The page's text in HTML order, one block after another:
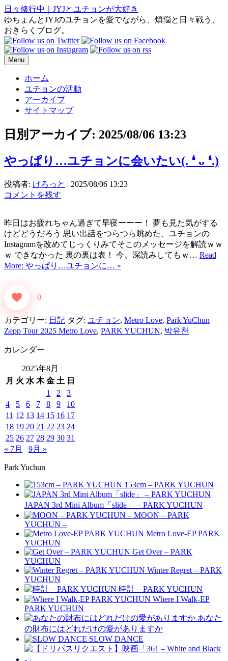
日々修行中｜JYJとユチョンが大好き
ゆちょんとJYJのユチョンを愛でながら、煩悩と日々戦う、
おきらくブログ。
Menu
ホーム
ユチョンの活動
アーカイブ
サイトマップ
日別アーカイブ: 2025/08/06 13:23
やっぱり…ユチョンに会いたい(⁠.⁠ ⁠❛⁠ ⁠ᴗ⁠ ⁠❛⁠.⁠)
投稿者: けろっと | 2025/08/06 13:23
コメントを残す
昨日はお疲れちゃん過ぎて早寝ーーー！ 夢も見た気がする
けどどうだろう 思い出話をつらつら眺めた、ユチョンの
Instagramを改めてじっくりみてそこのメッセージを解読ｗｗ
ｗ できなかった 裏の裏は表！ 今、深読みしてもｗ… Read
More: やっぱり…ユチョンに… »
0
カテゴリー: 日記 タグ: ユチョン, Metro Love, Park YuChun
Zepp Tour 2025 Metro Love, PARK YUCHUN, 박유천
カレンダー
2025年8月
月 火 水 木 金 土 日
1
2
3
4
5 6 7 8 9
10
11 12 13 14 15 16 17
18 19 20 21 22 23 24
25 26 27 28 29 30 31
« 7月
9月 »
Park Yuchun
153cm – PARK YUCHUN
JAPAN 3rd Mini Album「slide」 – PARK YUCHUN
MOON – PARK
YUCHUN –
Metro Love-EP PARK
YUCHUN
Get Over – PARK
YUCHUN
Winter Regret – PARK
YUCHUN
時計 – PARK YUCHUN
Where I Walk-EP
PARK YUCHUN
あなた
の財布にはどれだけの愛がありますか
SLOW DANCE